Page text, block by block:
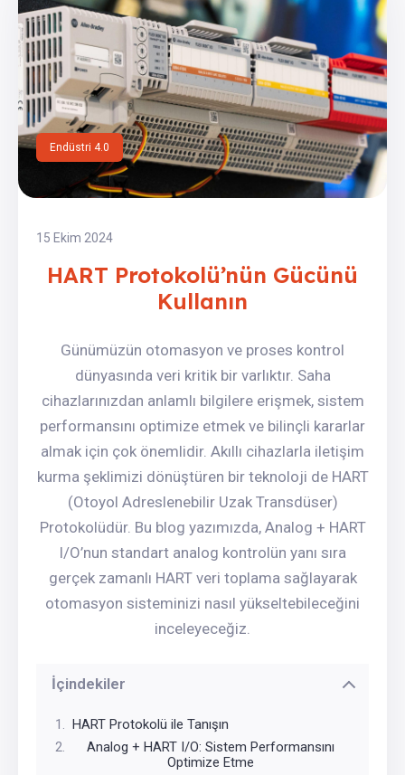
Endüstri 4.0
15 Ekim 2024
HART Protokolü’nün Gücünü
Kullanın
Günümüzün otomasyon ve proses kontrol
dünyasında veri kritik bir varlıktır. Saha
cihazlarınızdan anlamlı bilgilere erişmek, sistem
performansını optimize etmek ve bilinçli kararlar
almak için çok önemlidir. Akıllı cihazlarla iletişim
kurma şeklimizi dönüştüren bir teknoloji de HART
(Otoyol Adreslenebilir Uzak Transdüser)
Protokolüdür. Bu blog yazımızda, Analog + HART
I/O’nun standart analog kontrolün yanı sıra
gerçek zamanlı HART veri toplama sağlayarak
otomasyon sisteminizi nasıl yükseltebileceğini
inceleyeceğiz.
İçindekiler
HART Protokolü ile Tanışın
Analog + HART I/O: Sistem Performansını
Optimize Etme